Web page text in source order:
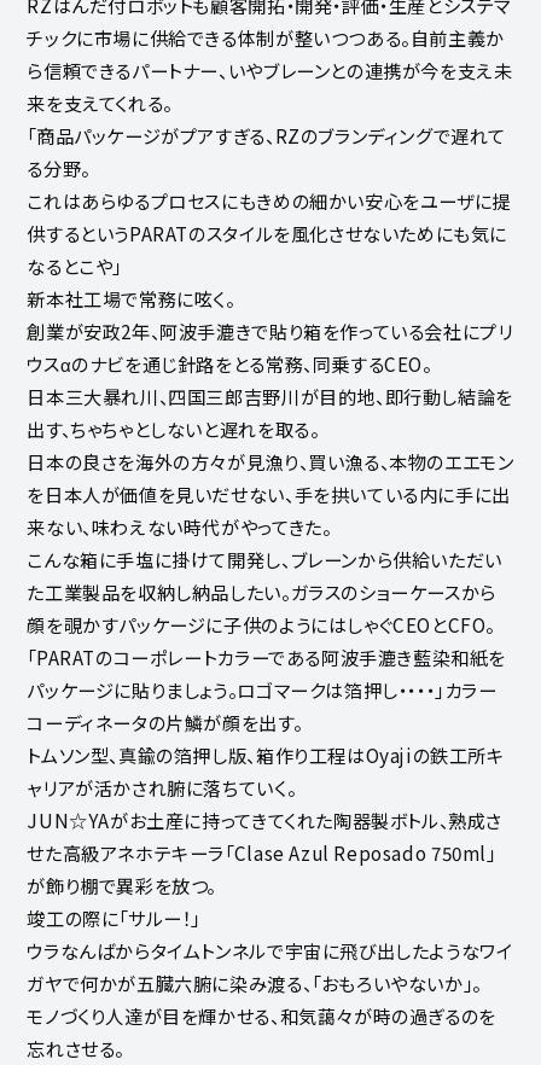
チックに市場に供給できる体制が整いつつある。自前主義か
ら信頼できるパートナー、いやブレーンとの連携が今を支え未
来を支えてくれる。
「商品パッケージがプアすぎる、RZのブランディングで遅れて
る分野。
これはあらゆるプロセスにもきめの細かい安心をユーザに提
供するというPARATのスタイルを風化させないためにも気に
なるとこや」
新本社工場で常務に呟く。
創業が安政2年、阿波手漉きで貼り箱を作っている会社にプリ
ウスαのナビを通じ針路をとる常務、同乗するCEO。
日本三大暴れ川、四国三郎吉野川が目的地、即行動し結論を
出す、ちゃちゃとしないと遅れを取る。
日本の良さを海外の方々が見漁り、買い漁る、本物のエエモン
を日本人が価値を見いだせない、手を拱いている内に手に出
来ない、味わえない時代がやってきた。
こんな箱に手塩に掛けて開発し、ブレーンから供給いただい
た工業製品を収納し納品したい。ガラスのショーケースから
顔を覗かすパッケージに子供のようにはしゃぐCEOとCFO。
「PARATのコーポレートカラーである阿波手漉き藍染和紙を
パッケージに貼りましょう。ロゴマークは箔押し・・・・」カラー
コーディネータの片鱗が顔を出す。
トムソン型、真鍮の箔押し版、箱作り工程はOyajiの鉄工所キ
ャリアが活かされ腑に落ちていく。
JUN☆YAがお土産に持ってきてくれた陶器製ボトル、熟成さ
せた高級アネホテキーラ「Clase Azul Reposado 750ml」
が飾り棚で異彩を放つ。
竣工の際に「サルー！」
ウラなんばからタイムトンネルで宇宙に飛び出したようなワイ
ガヤで何かが五臓六腑に染み渡る、「おもろいやないか」。
モノづくり人達が目を輝かせる、和気藹々が時の過ぎるのを
忘れさせる。